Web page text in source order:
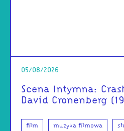
05/08/2026
Scena Intymna:
David Cronenberg
film muzyka filmowa